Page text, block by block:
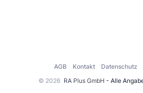
© 2026 RA Plus GmbH - Alle
AGB Kontakt Datenschutz